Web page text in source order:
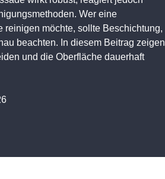
Wer eine
reinigen möchte, sollte Beschichtung,
beachten. In diesem Beitrag zeigen
und die Oberfläche dauerhaft